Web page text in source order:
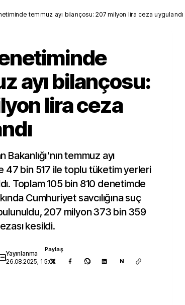
temmuz ayı bilançosu: 207 milyon lira ceza uygulandı
ayı bilançosu:
lira ceza
Bakanlığı'nın temmuz ayı
47 bin 517 ile toplu tüketim yerleri
Toplam 105 bin 810 denetimde
Cumhuriyet savcılığına suç
207 milyon 373 bin 359
kesildi.
Yayınlanma
26.08.2025, 15:07
Paylaş
N